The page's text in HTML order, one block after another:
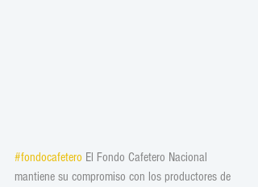
#fondocafetero El Fondo Cafetero Nacional
mantiene su compromiso con los productores de